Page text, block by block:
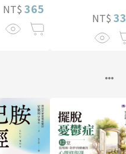
NT$ 365
NT$